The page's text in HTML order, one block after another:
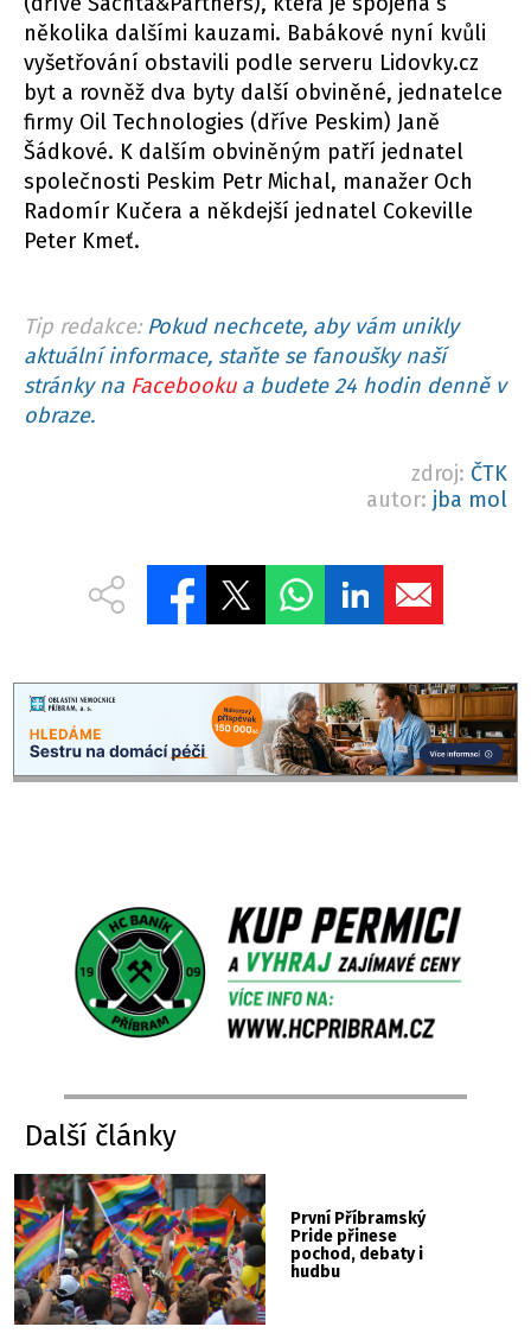
několika dalšími kauzami. Babákové nyní kvůli
vyšetřování obstavili podle serveru Lidovky.cz
byt a rovněž dva byty další obviněné, jednatelce
firmy Oil Technologies (dříve Peskim) Janě
Šádkové. K dalším obviněným patří jednatel
společnosti Peskim Petr Michal, manažer Och
Radomír Kučera a někdejší jednatel Cokeville
Peter Kmeť.
Tip redakce: Pokud nechcete, aby vám unikly
aktuální informace, staňte se fanoušky naší
stránky na Facebookua budete 24 hodin denně v
obraze.
zdroj: ČTK
autor: jba mol
Další články
První Příbramský
Pride přinese
pochod, debaty i
hudbu